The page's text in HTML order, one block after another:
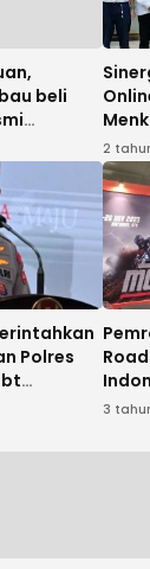
beli
2
Polres
3